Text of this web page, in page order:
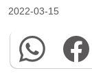
2022-03-15